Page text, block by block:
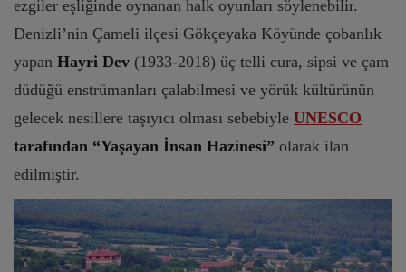
ezgiler eşliğinde oynanan halk oyunları söylenebilir.
Denizli’nin Çameli ilçesi Gökçeyaka Köyünde çobanlık
yapan Hayri Dev (1933-2018) üç telli cura, sipsi ve çam
düdüğü enstrümanları çalabilmesi ve yörük kültürünün
gelecek nesillere taşıyıcı olması sebebiyle UNESCO
tarafından “Yaşayan İnsan Hazinesi” olarak ilan
edilmiştir.